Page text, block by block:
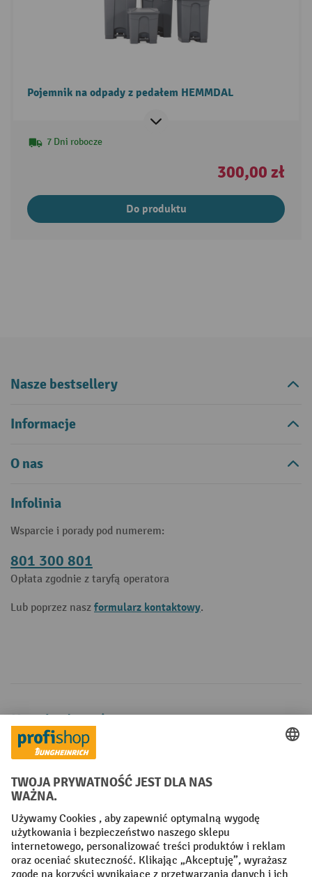
Pojemnik na odpady z pedałem HEMMDAL
7 Dni robocze
300,00 zł
Do produktu
Nasze bestsellery
Informacje
O nas
Infolinia
Wsparcie i porady pod numerem:
801 300 801
Opłata zgodnie z taryfą operatora
Lub poprzez nasz formularz kontaktowy.
Metody płatności
Creditcard (Master)Creditcard (Visa)
Factura Przedpłata
Sieci społecznościowe
Facebook
YouTube
LinkedIn
Instagram